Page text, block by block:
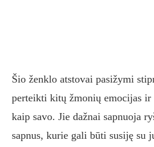
Šio ženklo atstovai pasižymi
perteikti kitų žmonių emocijas ir
kaip savo. Jie dažnai sapnuoja
sapnus, kurie gali būti susiję su